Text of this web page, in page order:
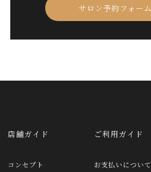
サロン予約フォーム
店舗ガイド
コンセプト
ご利用ガイド
お支払いについて